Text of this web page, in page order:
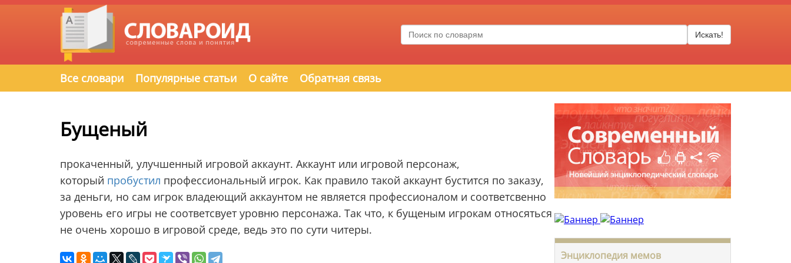
Искать!
Все словари Популярные статьи О сайте Обратная связь
Бущеный
прокаченный, улучшенный игровой аккаунт. Аккаунт или игровой персонаж,
который пробустил профессиональный игрок. Как правило такой аккаунт бустится по заказу,
за деньги, но сам игрок владеющий аккаунтом не является профессионалом и соответсвенно
уровень его игры не соответсвует уровню персонажа. Так что, к бущеным игрокам относяться
не очень хорошо в игровой среде, ведь это по сути читеры.
Энциклопедия мемов